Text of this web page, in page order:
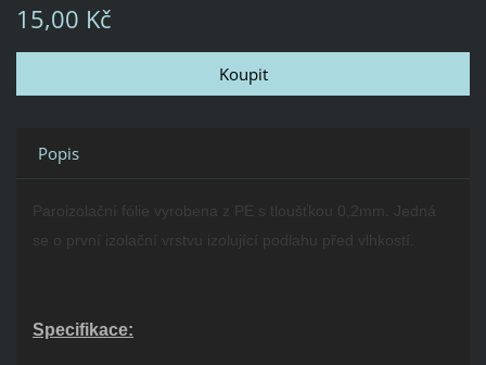
15,00 Kč
Popis
Paroizolační fólie vyrobena z PE s tloušťkou 0,2mm. Jedná
se o první izolační vrstvu izolující podlahu před vlhkostí.
Specifikace: